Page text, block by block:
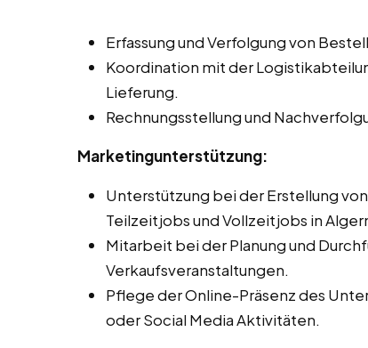
Erfassung und Verfolgung von
Koordination mit der
Lieferung.
Rechnungsstellung und
Marketingunterstützung:
Unterstützung bei der Erstellung
Teilzeitjobs und Vollzeitjobs in
Mitarbeit bei der Planung und
Verkaufsveranstaltungen.
Pflege der Online-Präsenz des
oder Social Media Aktivitäten.